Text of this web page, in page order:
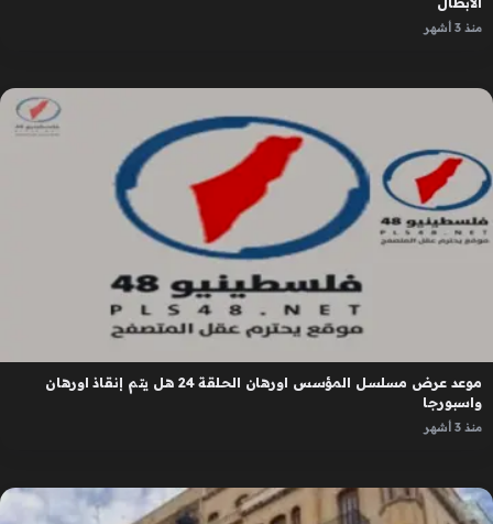
منذ 3 أشهر
موعد عرض مسلسل المؤسس اورهان الحلقة 24 هل يتم إنقاذ اورهان
واسبورجا
منذ 3 أشهر